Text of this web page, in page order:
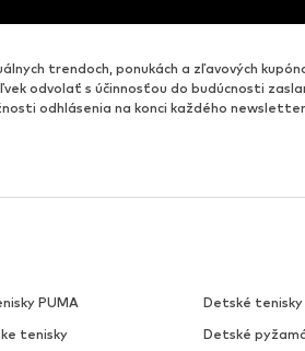
trendoch, ponukách a zľavových
odvolať s účinnosťou do budúcnosti
odhlásenia na konci každého
PUMA
Detské tenisky
tenisky
Detské